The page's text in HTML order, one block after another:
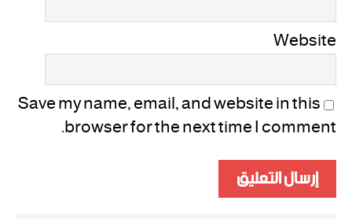
Website
Save my name, email, and website in this
browser for the next time I comment.